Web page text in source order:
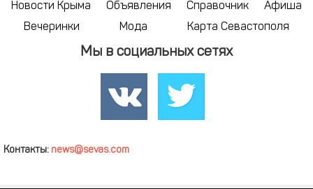
Новости Крыма Объявления Справочник
Афиша
Вечеринки
Мода Карта Севастополя
Мы в социальных сетях
Контакты: news@sevas.com